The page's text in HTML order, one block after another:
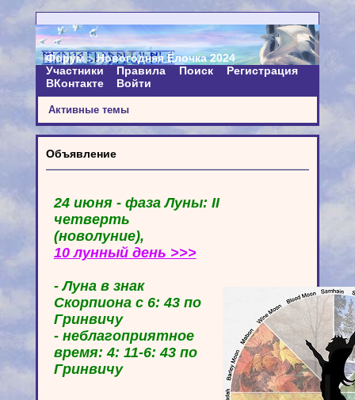
Форум
Новогодняя Ёлочка 2024
Участники
Правила Поиск
Регистрация
ВКонтакте
Войти
Активные темы
Объявление
24 июня - фаза Луны: II
четверть
(новолуние),
10 лунный день >>>
- Луна в знак
Скорпиона с 6: 43 по
Гринвичу
- неблагоприятное
время: 4: 11-6: 43 по
Гринвичу